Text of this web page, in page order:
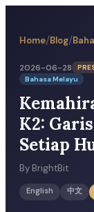
Home/Blog/
2026-06-28
Bahasa Melayu
K2:
Setiap
By BrightBit
English 中文